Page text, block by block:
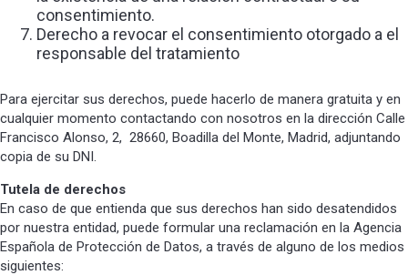
consentimiento.
Derecho a revocar el consentimiento otorgado a el
responsable del tratamiento
Para ejercitar sus derechos, puede hacerlo de manera gratuita y en
cualquier momento contactando con nosotros en la dirección Calle
Francisco Alonso, 2, 28660, Boadilla del Monte, Madrid, adjuntando
copia de su DNI.
Tutela de derechos
En caso de que entienda que sus derechos han sido desatendidos
por nuestra entidad, puede formular una reclamación en la Agencia
Española de Protección de Datos, a través de alguno de los medios
siguientes: